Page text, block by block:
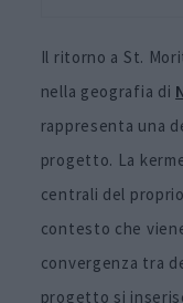
Il ritorno a St.
nella geografia di
rappresenta una
progetto. La
centrali del
contesto che
convergenza tra
progetto si